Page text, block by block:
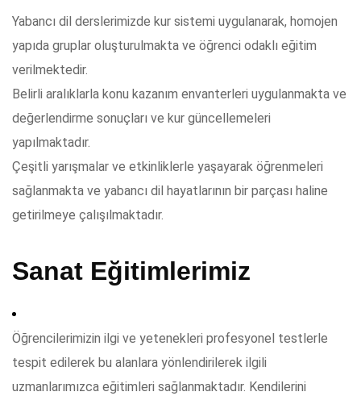
Yabancı dil derslerimizde kur sistemi uygulanarak, homojen
yapıda gruplar oluşturulmakta ve öğrenci odaklı eğitim
verilmektedir.
Belirli aralıklarla konu kazanım envanterleri uygulanmakta ve
değerlendirme sonuçları ve kur güncellemeleri
yapılmaktadır.
Çeşitli yarışmalar ve etkinliklerle yaşayarak öğrenmeleri
sağlanmakta ve yabancı dil hayatlarının bir parçası haline
getirilmeye çalışılmaktadır.
Sanat Eğitimlerimiz
Öğrencilerimizin ilgi ve yetenekleri profesyonel testlerle
tespit edilerek bu alanlara yönlendirilerek ilgili
uzmanlarımızca eğitimleri sağlanmaktadır. Kendilerini